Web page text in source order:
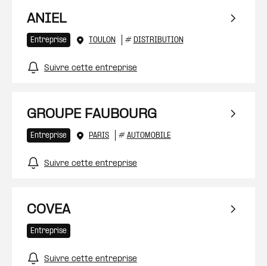
ANIEL
Entreprise TOULON # DISTRIBUTION
Suivre cette entreprise
GROUPE FAUBOURG
Entreprise PARIS # AUTOMOBILE
Suivre cette entreprise
COVEA
Entreprise
Suivre cette entreprise